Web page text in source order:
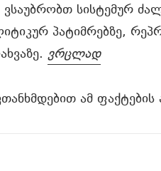
ვსაუბრობთ სისტემურ
პატიმრებზე,
ვრცლად
ამ